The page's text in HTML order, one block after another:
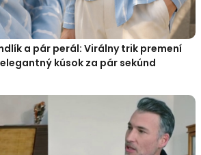
a pár perál: Virálny trik premení
kúsok za pár sekúnd